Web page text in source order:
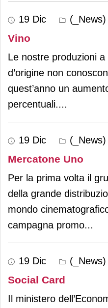
19 Dic (_News)
Vino
Le nostre produzioni
d’origine non
quest’anno un
percentuali....
19 Dic (_News)
Mercatone Uno
Per la prima volta il
della grande
mondo
campagna promo...
19 Dic (_News)
Social Card
Il ministero